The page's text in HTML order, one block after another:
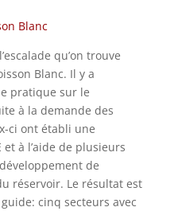
Blanc
qu’on trouve
Blanc. Il y a
pratique sur le
à la demande des
ci ont établi une
à l’aide de plusieurs
de
réservoir. Le résultat est
cinq secteurs avec